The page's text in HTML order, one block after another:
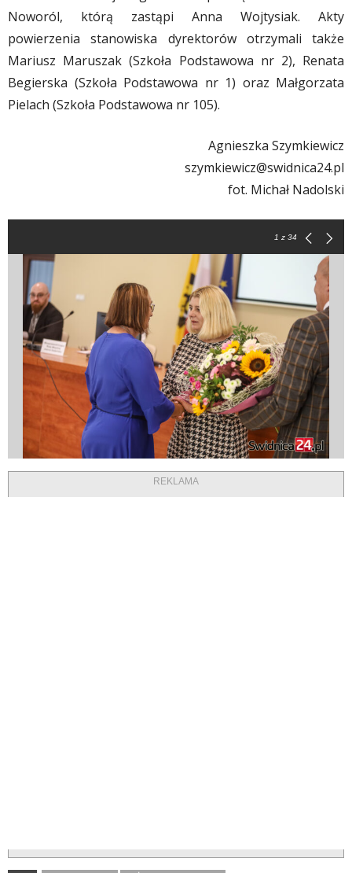
Noworól, którą zastąpi Anna Wojtysiak. Akty
powierzenia stanowiska dyrektorów otrzymali także
Mariusz Maruszak (Szkoła Podstawowa nr 2), Renata
Begierska (Szkoła Podstawowa nr 1) oraz Małgorzata
Pielach (Szkoła Podstawowa nr 105).
Agnieszka Szymkiewicz
szymkiewicz@swidnica24.pl
fot. Michał Nadolski
1 z 34
REKLAMA